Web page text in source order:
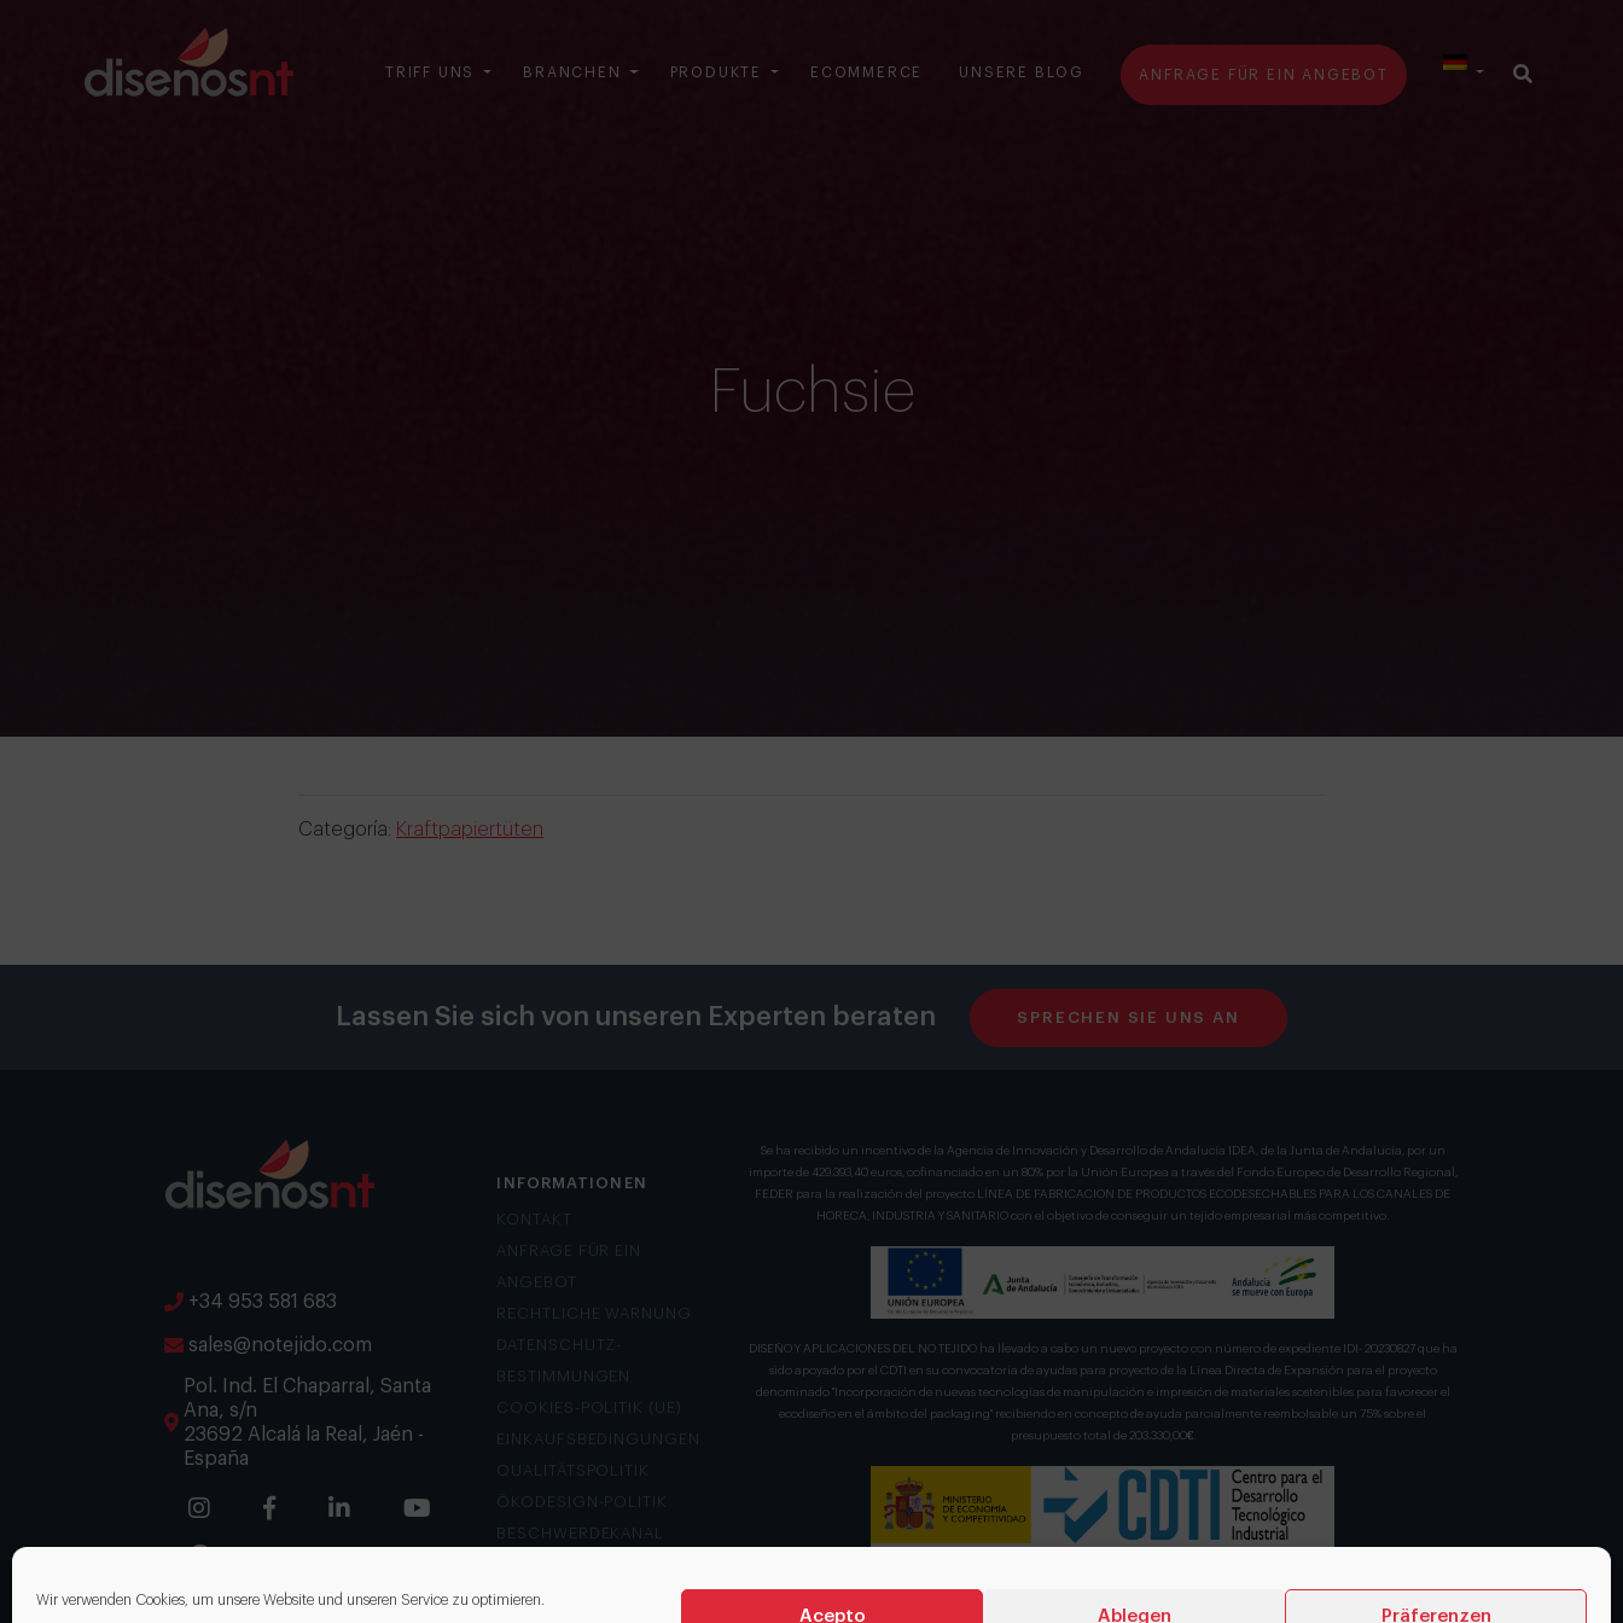
Wir verwenden Cookies, um unsere Website und unseren Service zu optimieren.
Acepto Ablegen Präferenzen
TRIFF UNS BRANCHEN PRODUKTE ECOMMERCE UNSERE BLOG ANFRAGE FÜR EIN ANGEBOT
Fuchsie
Categoría: Kraftpapiertüten
Lassen Sie sich von unseren Experten beraten SPRECHEN SIE UNS AN
+34 953 581 683
sales@notejido.com
Pol. Ind. El Chaparral, Santa
Ana, s/n
23692 Alcalá la Real, Jaén -
España
INFORMATIONEN
KONTAKT
ANFRAGE FÜR EIN
ANGEBOT
RECHTLICHE WARNUNG
DATENSCHUTZ-
BESTIMMUNGEN
COOKIES-POLITIK (UE)
EINKAUFSBEDINGUNGEN
QUALITÄTSPOLITIK
ÖKODESIGN-POLITIK
BESCHWERDEKANAL
Se ha recibido un incentivo de la Agencia de Innovación y Desarrollo de Andalucía IDEA, de la Junta de Andalucía, por un
importe de 429.393,40 euros, cofinanciado en un 80% por la Unión Europea a través del Fondo Europeo de Desarrollo Regional,
FEDER para la realización del proyecto LÍNEA DE FABRICACION DE PRODUCTOS ECODESECHABLES PARA LOS CANALES DE
HORECA, INDUSTRIA Y SANITARIO con el objetivo de conseguir un tejido empresarial más competitivo.
DISEÑO Y APLICACIONES DEL NO TEJIDO ha llevado a cabo un nuevo proyecto con número de expediente IDI- 20230827 que ha
sido apoyado por el CDTI en su convocatoria de ayudas para proyecto de la Línea Directa de Expansión para el proyecto
denominado "Incorporación de nuevas tecnologías de manipulación e impresión de materiales sostenibles para favorecer el
ecodiseño en el ámbito del packaging" recibiendo en concepto de ayuda parcialmente reembolsable un 75% sobre el
presupuesto total de 203.330,00€.